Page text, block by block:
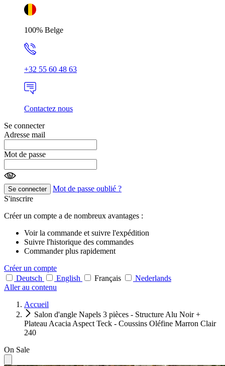
100% Belge
+32 55 60 48 63
Contactez nous
Se connecter
Adresse mail
Mot de passe
Se connecter
Mot de passe oublié ?
S'inscrire
Créer un compte a de nombreux avantages :
Voir la commande et suivre l'expédition
Suivre l'historique des commandes
Commander plus rapidement
Créer un compte
Deutsch
English Français
Nederlands
Aller au contenu
Accueil
Salon d'angle Napels 3 pièces - Structure Alu Noir +
Plateau Acacia Aspect Teck - Coussins Oléfine Marron Clair
240
On Sale